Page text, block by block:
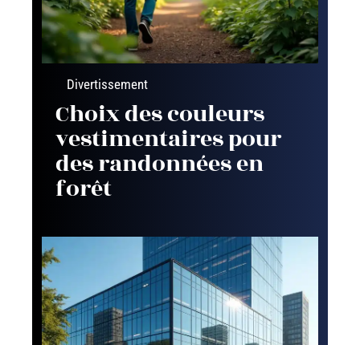
Divertissement
Choix des couleurs
vestimentaires pour
des randonnées en
forêt